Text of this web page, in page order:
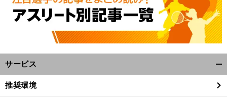
サービス
閉
推奨環境